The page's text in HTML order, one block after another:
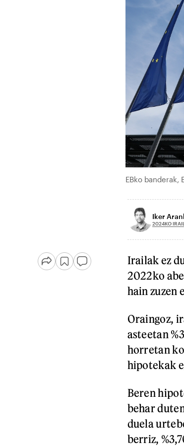
EBko banderak,
Iker
2024KO
Irailak ez
2022ko
hain zuzen
Oraingoz,
asteetan
horretan
hipotekak
Beren
behar
duela
berriz,